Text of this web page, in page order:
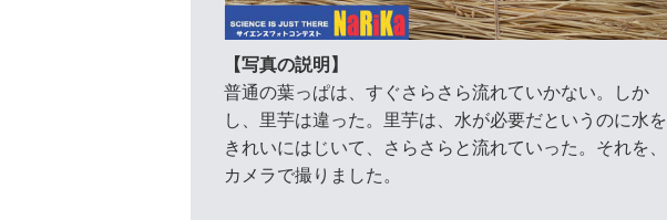
【写真の説明】
普通の葉っぱは、すぐさらさら流れていかない。しか
し、里芋は違った。里芋は、水が必要だというのに水を
きれいにはじいて、さらさらと流れていった。それを、
カメラで撮りました。